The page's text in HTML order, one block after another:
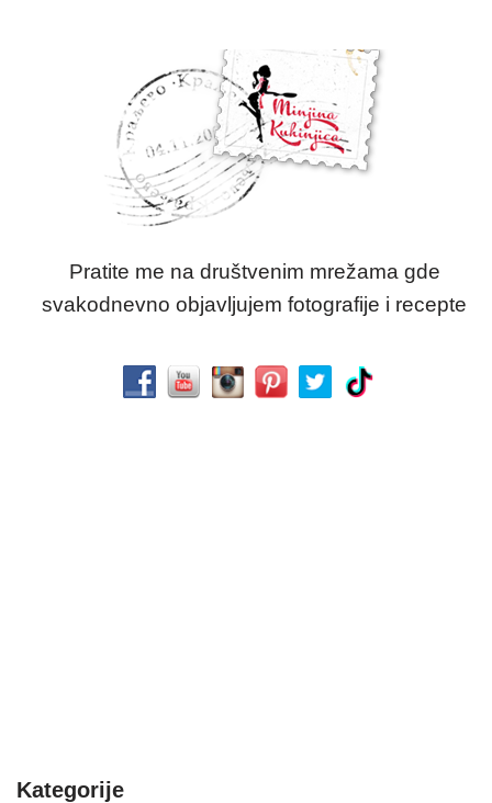
Pratite me na društvenim mrežama gde
svakodnevno objavljujem fotografije i recepte
Kategorije